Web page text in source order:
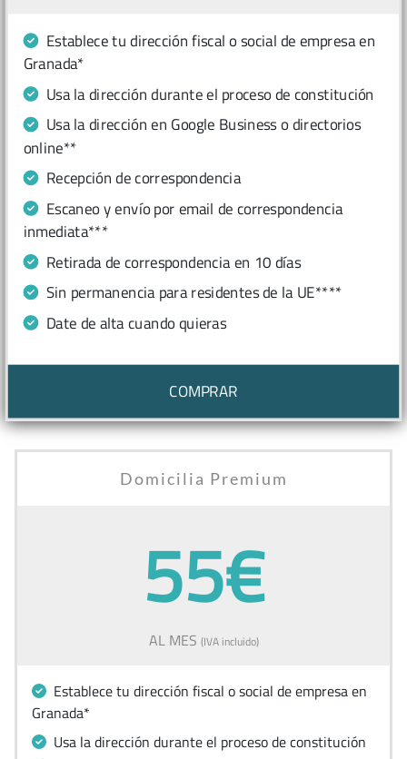
Establece tu dirección fiscal o social de empresa en
Granada*
Usa la dirección durante el proceso de constitución
Usa la dirección en Google Business o directorios
online**
Recepción de correspondencia
Escaneo y envío por email de correspondencia
inmediata***
Retirada de correspondencia en 10 días
Sin permanencia para residentes de la UE****
Date de alta cuando quieras
COMPRAR
Domicilia Premium
55€
AL MES (IVA incluido)
Establece tu dirección fiscal o social de empresa en
Granada*
Usa la dirección durante el proceso de constitución